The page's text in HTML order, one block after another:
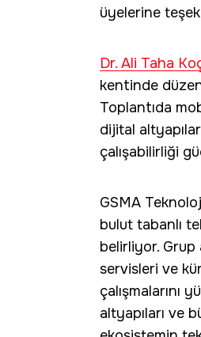
üyelerine
Dr. Ali Taha
kentinde
Toplantıda
dijital
çalışabilirliği
GSMA
bulut tabanlı
belirliyor. Grup
servisleri ve
çalışmalarını
altyapıları ve